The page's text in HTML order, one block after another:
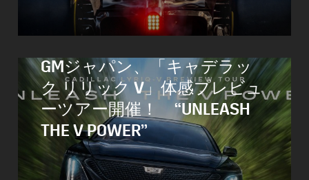
GMジャパン、「キャデラッ
ク リリック V」体感プレビュ
ーツアー開催！ “UNLEASH
THE V POWER”